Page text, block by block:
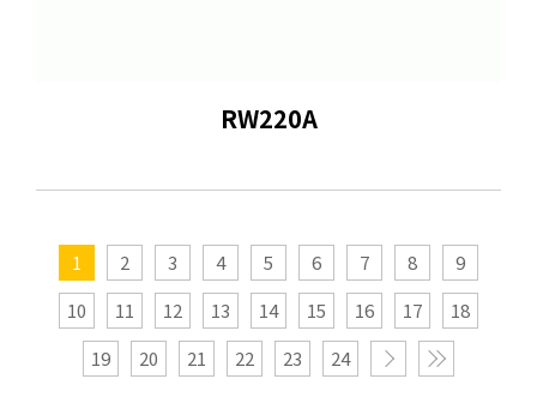
RW220A
1 2 3 4 5 6 7 8
9
10
11 12 13 14 15 16 17
18
19
20 21 22 23 24